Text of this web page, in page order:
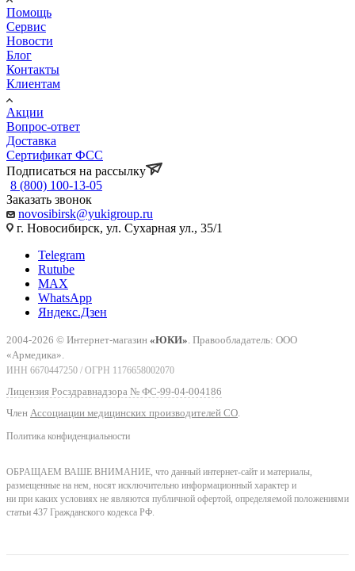
Помощь
Сервис
Новости
Блог
Контакты
Клиентам
Акции
Вопрос-ответ
Доставка
Сертификат ФСС
Подписаться на рассылку
8 (800) 100-13-05
Заказать звонок
novosibirsk@yukigroup.ru
г. Новосибирск, ул. Сухарная ул., 35/1
Telegram
Rutube
MAX
WhatsApp
Яндекс.Дзен
2004-2026 © Интернет-магазин «ЮКИ» . Правообладатель: ООО
«Армедика».
ИНН 6670447250 / ОГРН 1176658002070
Лицензия Росздравнадзора № ФС-99-04-004186
Член Ассоциации медицинских производителей СО
Политика конфиденциальности
ОБРАЩАЕМ ВАШЕ ВНИМАНИЕ, что данный интернет-сайт и материалы,
размещенные на нем, носят исключительно информационный характер и
ни при каких условиях не являются публичной офертой, определяемой положениями
статьи 437 Гражданского кодекса РФ.